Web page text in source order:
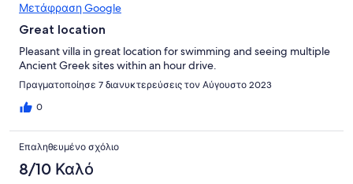
Μετάφραση Google
Great location
Pleasant villa in great location for swimming and seeing multiple
Ancient Greek sites within an hour drive.
Πραγματοποίησε 7 διανυκτερεύσεις τον Αύγουστο 2023
0
Επαληθευμένο σχόλιο
8/10 Καλό